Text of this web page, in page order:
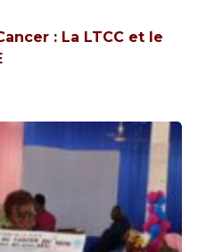
: La LTCC et le